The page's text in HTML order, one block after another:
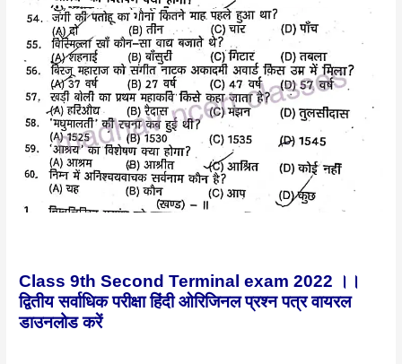
Class 9th Second Terminal exam 2022 ।।
द्वितीय सर्वाधिक परीक्षा हिंदी ओरिजिनल प्रश्न पत्र वायरल
डाउनलोड करें